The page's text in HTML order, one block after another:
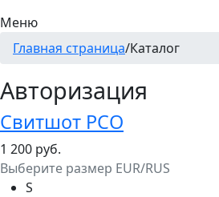
Меню
Главная страница/Каталог
Авторизация
Свитшот РСО
1 200 руб.
Выберите размер EUR/RUS
S